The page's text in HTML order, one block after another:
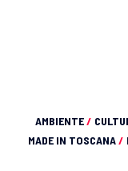
AMBIENTE/
MADE IN TOSCANA/